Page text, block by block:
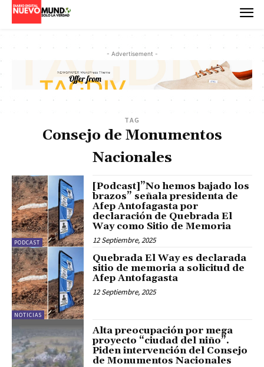
- Advertisement -
TAG
Consejo de Monumentos
Nacionales
PODCAST
[Podcast]”No hemos bajado los
brazos” señala presidenta de
Afep Antofagasta por
declaración de Quebrada El
Way como Sitio de Memoria
12 Septiembre, 2025
NOTICIAS
Quebrada El Way es declarada
sitio de memoria a solicitud de
Afep Antofagasta
12 Septiembre, 2025
Alta preocupación por mega
proyecto “ciudad del niño”.
Piden intervención del Consejo
de Monumentos Nacionales